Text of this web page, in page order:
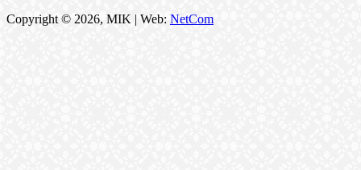
Copyright © 2026, MIK | Web: NetCom